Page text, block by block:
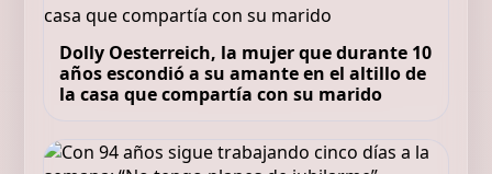
Dolly Oesterreich, la mujer que durante 10
años escondió a su amante en el altillo de
la casa que compartía con su marido